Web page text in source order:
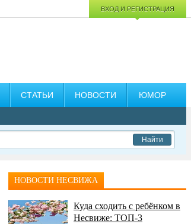
ВХОД И РЕГИСТРАЦИЯ
СТАТЬИ НОВОСТИ ЮМОР
Найти
НОВОСТИ НЕСВИЖА
Куда сходить с ребёнком в
Несвиже: ТОП-3